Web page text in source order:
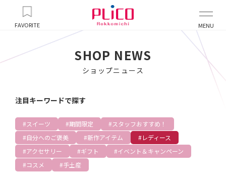
FAVORITE MENU
SHOP NEWS
ショップニュース
注目キーワードで探す
スイーツ 期間限定
スタッフおすすめ！
自分へのご褒美
新作アイテム
レディース
アクセサリー
ギフト
イベント＆キャンペーン
コスメ
手土産